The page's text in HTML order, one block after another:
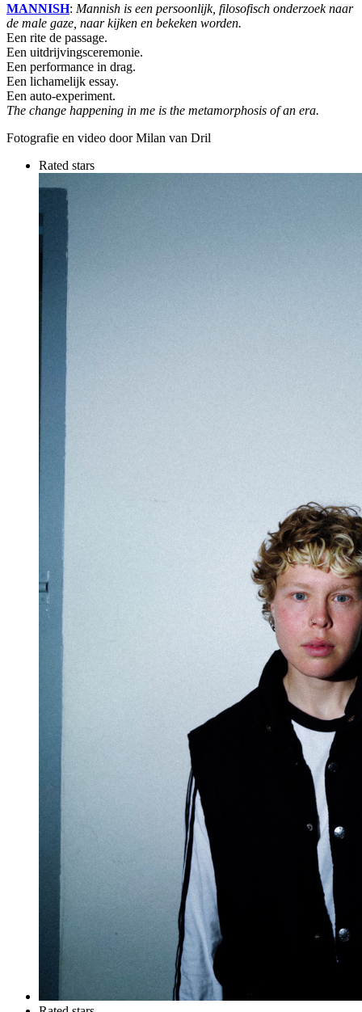
MANNISH: Mannish is een persoonlijk, filosofisch onderzoek naar
de male gaze, naar kijken en bekeken worden.
Een rite de passage.
Een uitdrijvingsceremonie.
Een performance in drag.
Een lichamelijk essay.
Een auto-experiment.
The change happening in me is the metamorphosis of an era.
Fotografie en video door Milan van Dril
Rated stars